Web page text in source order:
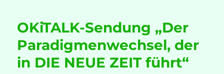
Moerschner
Prof.
Franz
Hörmann
OKiTALK-Sendung „Der
Paradigmenwechsel, der
in DIE NEUE ZEIT führt“